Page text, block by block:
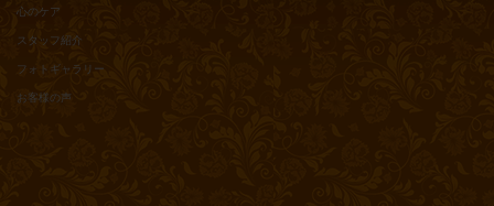
心のケア
スタッフ紹介
フォトギャラリー
お客様の声